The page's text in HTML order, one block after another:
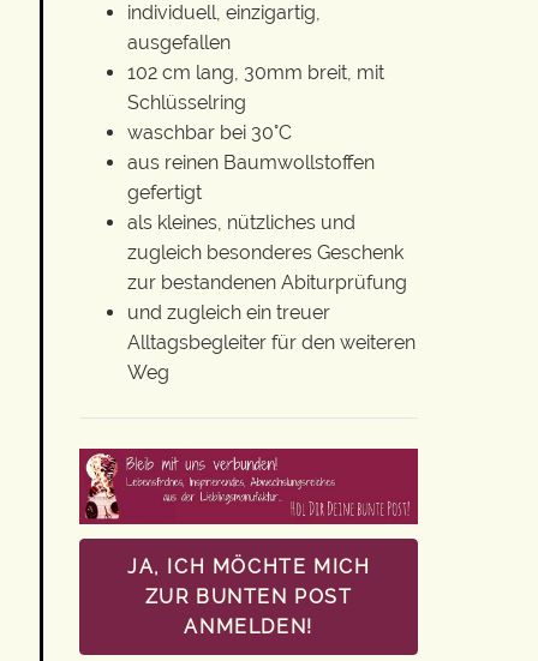
individuell, einzigartig,
ausgefallen
102 cm lang, 30mm breit, mit
Schlüsselring
waschbar bei 30°C
aus reinen Baumwollstoffen
gefertigt
als kleines, nützliches und
zugleich besonderes Geschenk
zur bestandenen Abiturprüfung
und zugleich ein treuer
Alltagsbegleiter für den weiteren
Weg
JA, ICH MÖCHTE MICH
ZUR BUNTEN POST
ANMELDEN!